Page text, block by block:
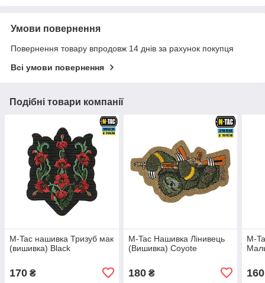
Умови повернення
Повернення товару впродовж 14 днів за рахунок покупця
Всі умови повернення
Подібні товари компанії
M-Tac нашивка Тризуб мак
(вишивка) Black
170 ₴
M-Tac Нашивка Лінивець
(Вишивка) Coyote
180₴
M-
160